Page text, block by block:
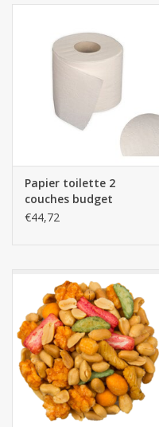
Papier toilette 2
couches budget
€44,72